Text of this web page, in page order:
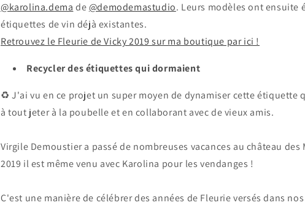
@karolina.dema de@demodemastudio. Leurs modèles ont ensuite
étiquettes de vin déjà existantes.
Retrouvez le Fleurie de Vicky 2019 sur ma boutique par ici !
Recycler des étiquettes qui dormaient
♻️ J'ai vu en ce projet un super moyen de dynamiser cette étiquette
à tout jeter à la poubelle et en collaborant avec de vieux amis.
Virgile Demoustier a passé de nombreuses vacances au château
2019 il est même venu avec Karolina pour les vendanges !
C'est une manière de célébrer des années de Fleurie versés dans